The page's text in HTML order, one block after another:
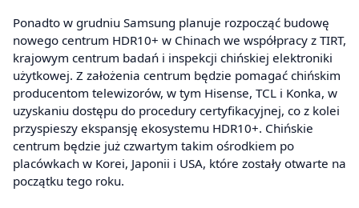
Ponadto w grudniu Samsung planuje rozpocząć budowę
nowego centrum HDR10+ w Chinach we współpracy z TIRT,
krajowym centrum badań i inspekcji chińskiej elektroniki
użytkowej. Z założenia centrum będzie pomagać chińskim
producentom telewizorów, w tym Hisense, TCL i Konka, w
uzyskaniu dostępu do procedury certyfikacyjnej, co z kolei
przyspieszy ekspansję ekosystemu HDR10+. Chińskie
centrum będzie już czwartym takim ośrodkiem po
placówkach w Korei, Japonii i USA, które zostały otwarte na
początku tego roku.